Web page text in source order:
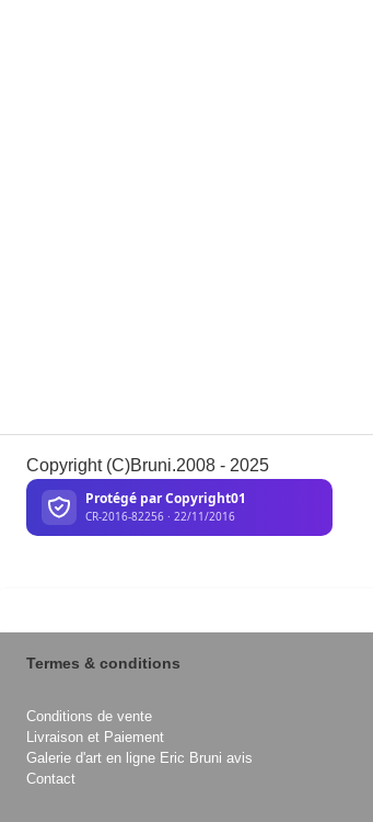
Copyright (C)Bruni.2008 - 2025
Termes & conditions
Conditions de vente
Livraison et Paiement
Galerie d'art en ligne Eric Bruni avis
Contact